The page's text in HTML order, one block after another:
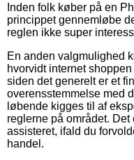
Inden folk køber på en
princippet gennemløbe
reglen ikke super
En anden valgmulighed
hvorvidt internet
siden det generelt er et
overensstemmelse med
løbende kigges til af
reglerne på området.
assisteret, ifald du
handel.